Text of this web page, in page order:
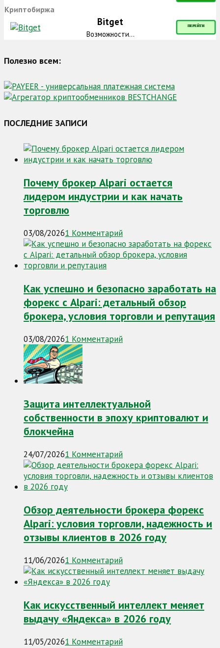
Криптобиржа
Bitget ПЕРЕЙТИ
Возможности...
Полезно всем:
ПОСЛЕДНИЕ ЗАПИСИ
Почему брокер Alpari остается
лидером индустрии и как начать
торговлю
03/08/20261 Комментарий
Как успешно и безопасно заработать на
форекс с Alpari: детальный обзор
брокера, условия торговли и репутация
03/08/20261 Комментарий
Защита интеллектуальной
собственности в эпоху криптовалют и
блокчейна
24/07/20261 Комментарий
Обзор деятельности брокера форекс
Alpari: условия торговли, надежность и
отзывы клиентов в 2026 году
11/06/20261 Комментарий
Как искусственный интеллект меняет
выдачу «Яндекса» в 2026 году
11/05/20261 Комментарий